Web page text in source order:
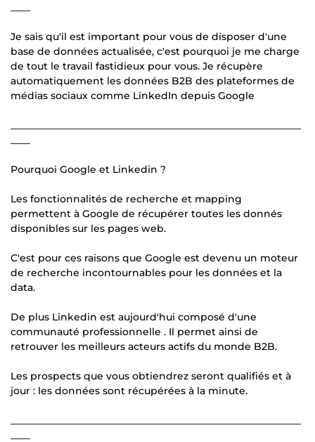
Je sais qu'il est important pour vous de disposer d'une
base de données actualisée, c'est pourquoi je me charge
de tout le travail fastidieux pour vous. Je récupère
automatiquement les données B2B des plateformes de
médias sociaux comme LinkedIn depuis Google
Pourquoi Google et Linkedin ?
Les fonctionnalités de recherche et mapping
permettent à Google de récupérer toutes les donnés
disponibles sur les pages web.
C'est pour ces raisons que Google est devenu un moteur
de recherche incontournables pour les données et la
data.
De plus Linkedin est aujourd'hui composé d'une
communauté professionnelle . Il permet ainsi de
retrouver les meilleurs acteurs actifs du monde B2B.
Les prospects que vous obtiendrez seront qualifiés et à
jour : les données sont récupérées à la minute.